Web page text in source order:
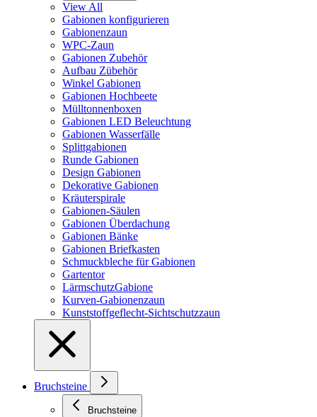
View All
Gabionen konfigurieren
Gabionenzaun
WPC-Zaun
Gabionen Zubehör
Aufbau Zübehör
Winkel Gabionen
Gabionen Hochbeete
Mülltonnenboxen
Gabionen LED Beleuchtung
Gabionen Wasserfälle
Splittgabionen
Runde Gabionen
Design Gabionen
Dekorative Gabionen
Kräuterspirale
Gabionen-Säulen
Gabionen Überdachung
Gabionen Bänke
Gabionen Briefkasten
Schmuckbleche für Gabionen
Gartentor
LärmschutzGabione
Kurven-Gabionenzaun
Kunststoffgeflecht-Sichtschutzzaun
Bruchsteine
Bruchsteine